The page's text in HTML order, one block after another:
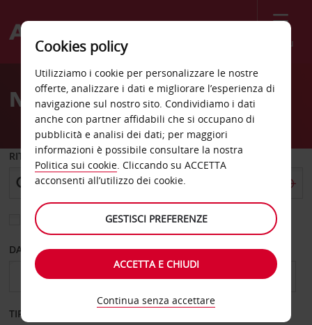
Menù
Welcome
AvisNoleggio auto Messina
RITIRO DA
Scegli una località di riconsegna diversa
DAL GIORNO AL GIORNO
TIPOLOGIA DI NOLEGGIO
Cookies policy
Utilizziamo i cookie per personalizzare le nostre
offerte, analizzare i dati e migliorare l’esperienza di
navigazione sul nostro sito. Condividiamo i dati
anche con partner affidabili che si occupano di
pubblicità e analisi dei dati; per maggiori
informazioni è possibile consultare la nostra
Politica sui cookie. Cliccando su ACCETTA
acconsenti all’utilizzo dei cookie.
GESTISCI PREFERENZE
ACCETTA E CHIUDI
Continua senza accettare